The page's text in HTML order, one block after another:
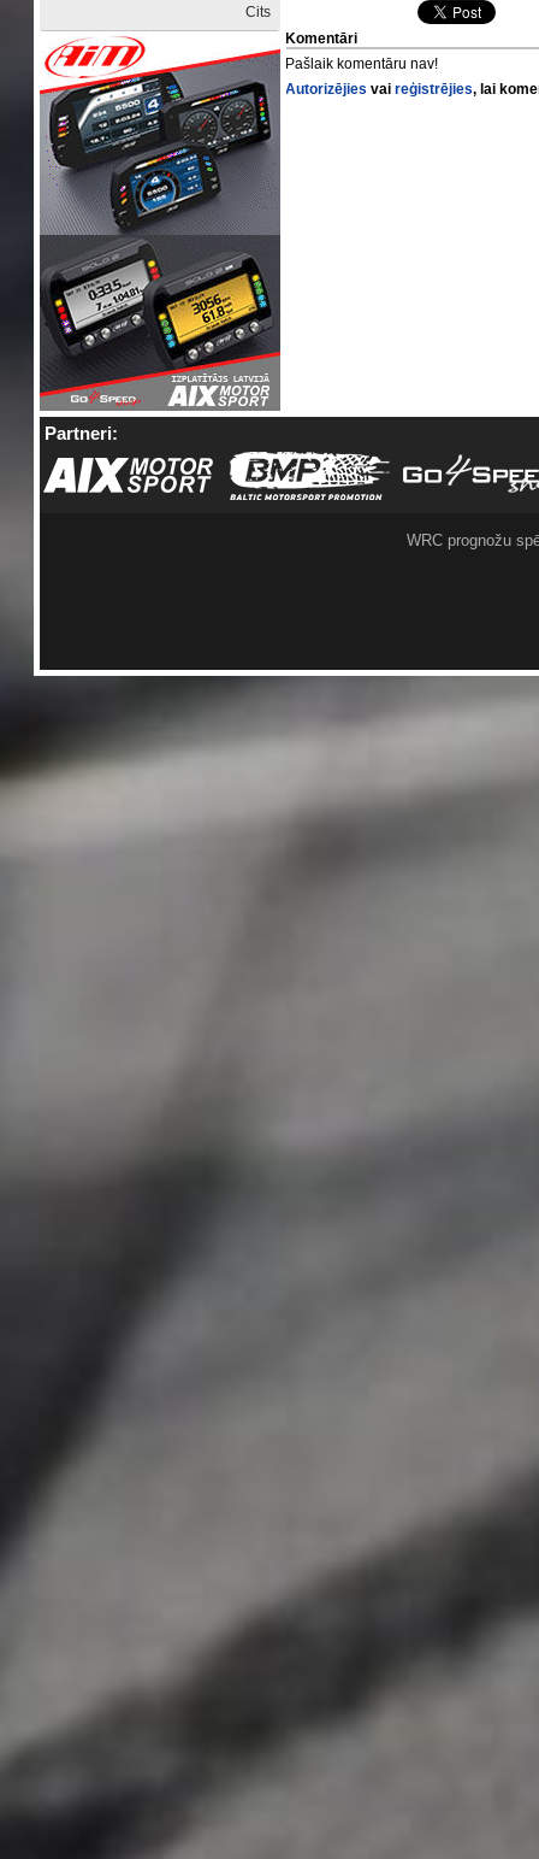
Cits
Komentāri
Pašlaik komentāru nav!
Autorizējies vaireģistrējies, lai
Partneri:
WRC prognožu